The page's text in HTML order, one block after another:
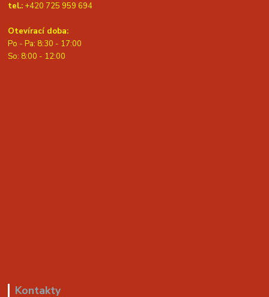
tel.: +420 725 959 694
Otevírací doba:
Po - Pa: 8:30 - 17:00
So: 8:00 - 12:00
Kontakty